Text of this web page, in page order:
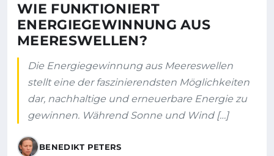
WIE FUNKTIONIERT
ENERGIEGEWINNUNG AUS
MEERESWELLEN?
Die Energiegewinnung aus Meereswellen
stellt eine der faszinierendsten Möglichkeiten
dar, nachhaltige und erneuerbare Energie zu
gewinnen. Während Sonne und Wind […]
BENEDIKT PETERS